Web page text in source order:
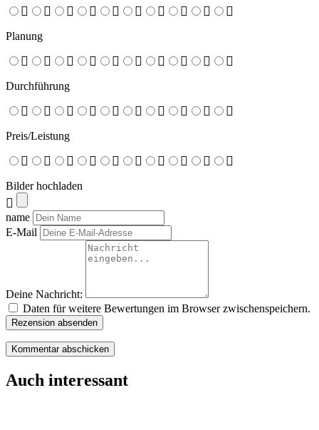
Planung
Durchführung
Preis/Leistung
Bilder hochladen
name
E-Mail
Deine Nachricht:
Daten für weitere Bewertungen im Browser zwischenspeichern.
Rezension absenden
Auch interessant